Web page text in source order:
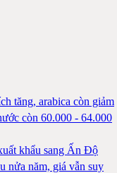
tăng, arabica còn giảm
còn 60.000 - 64.000
khẩu sang Ấn Độ
nửa năm, giá vẫn suy